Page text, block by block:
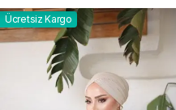
Ücretsiz Kargo